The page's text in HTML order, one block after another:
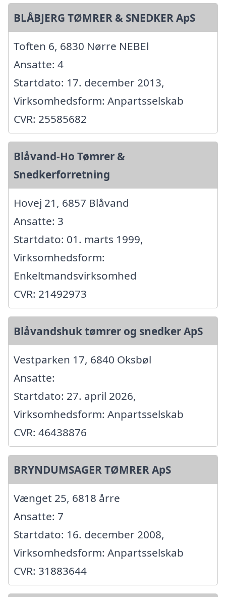
BLÅBJERG TØMRER & SNEDKER ApS
Toften 6, 6830 Nørre NEBEl
Ansatte: 4
Startdato: 17. december 2013,
Virksomhedsform: Anpartsselskab
CVR: 25585682
Blåvand-Ho Tømrer &
Snedkerforretning
Hovej 21, 6857 Blåvand
Ansatte: 3
Startdato: 01. marts 1999,
Virksomhedsform:
Enkeltmandsvirksomhed
CVR: 21492973
Blåvandshuk tømrer og snedker ApS
Vestparken 17, 6840 Oksbøl
Ansatte:
Startdato: 27. april 2026,
Virksomhedsform: Anpartsselskab
CVR: 46438876
BRYNDUMSAGER TØMRER ApS
Vænget 25, 6818 årre
Ansatte: 7
Startdato: 16. december 2008,
Virksomhedsform: Anpartsselskab
CVR: 31883644